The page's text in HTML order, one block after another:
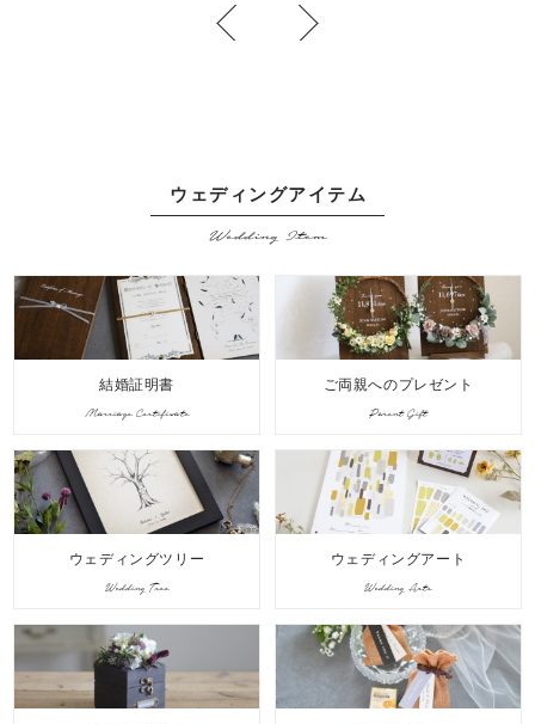
ウェディングアイテム
Wedding Item
結婚証明書
Marriage Certificate
ご両親へのプレゼント
Parent Gift
ウェディングツリー
Wedding Tree
ウェディングアート
Wedding Arts